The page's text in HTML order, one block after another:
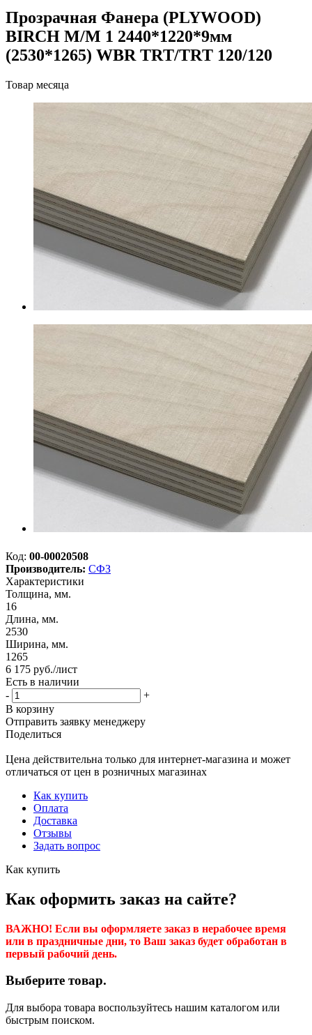
Прозрачная Фанера (PLYWOOD)
BIRCH М/М 1 2440*1220*9мм
(2530*1265) WBR TRТ/TRТ 120/120
Товар месяца
Код: 00-00020508
Производитель: СФЗ
Характеристики
Толщина, мм.
16
Длина, мм.
2530
Ширина, мм.
1265
6 175 руб./лист
Есть в наличии
-
+
В корзину
Отправить заявку менеджеру
Поделиться
Цена действительна только для интернет-магазина и может
отличаться от цен в розничных магазинах
Как купить
Оплата
Доставка
Отзывы
Задать вопрос
Как купить
Как оформить заказ на сайте?
ВАЖНО! Если вы оформляете заказ в нерабочее время
или в праздничные дни, то Ваш заказ будет обработан в
первый рабочий день.
Выберите товар.
Для выбора товара воспользуйтесь нашим каталогом или
быстрым поиском.